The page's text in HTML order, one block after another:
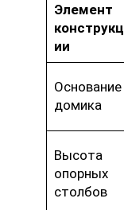
Элемент
конструкц
ии
Основание
домика
Высота
опорных
столбов